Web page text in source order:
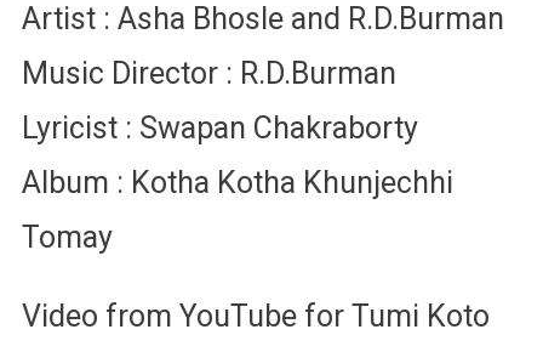
Artist : Asha Bhosle and R.D.Burman
Music Director : R.D.Burman
Lyricist : Swapan Chakraborty
Album : Kotha Kotha Khunjechhi
Tomay
Video from YouTube for Tumi Koto